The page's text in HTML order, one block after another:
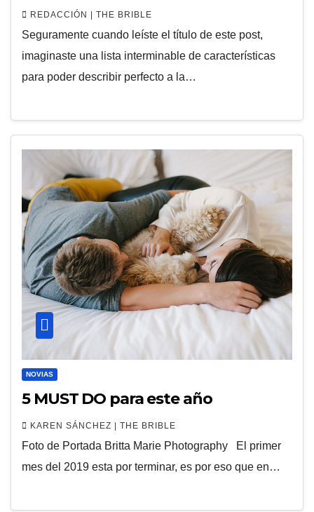
REDACCIÓN | THE BRIBLE
Seguramente cuando leíste el título de este post,
imaginaste una lista interminable de características
para poder describir perfecto a la…
NOVIAS
5 MUST DO para este año
KAREN SÁNCHEZ | THE BRIBLE
Foto de Portada Britta Marie Photography El primer
mes del 2019 esta por terminar, es por eso que en…